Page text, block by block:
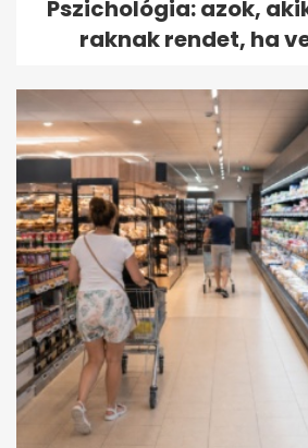
Pszichológia: azok,
raknak rendet, ha